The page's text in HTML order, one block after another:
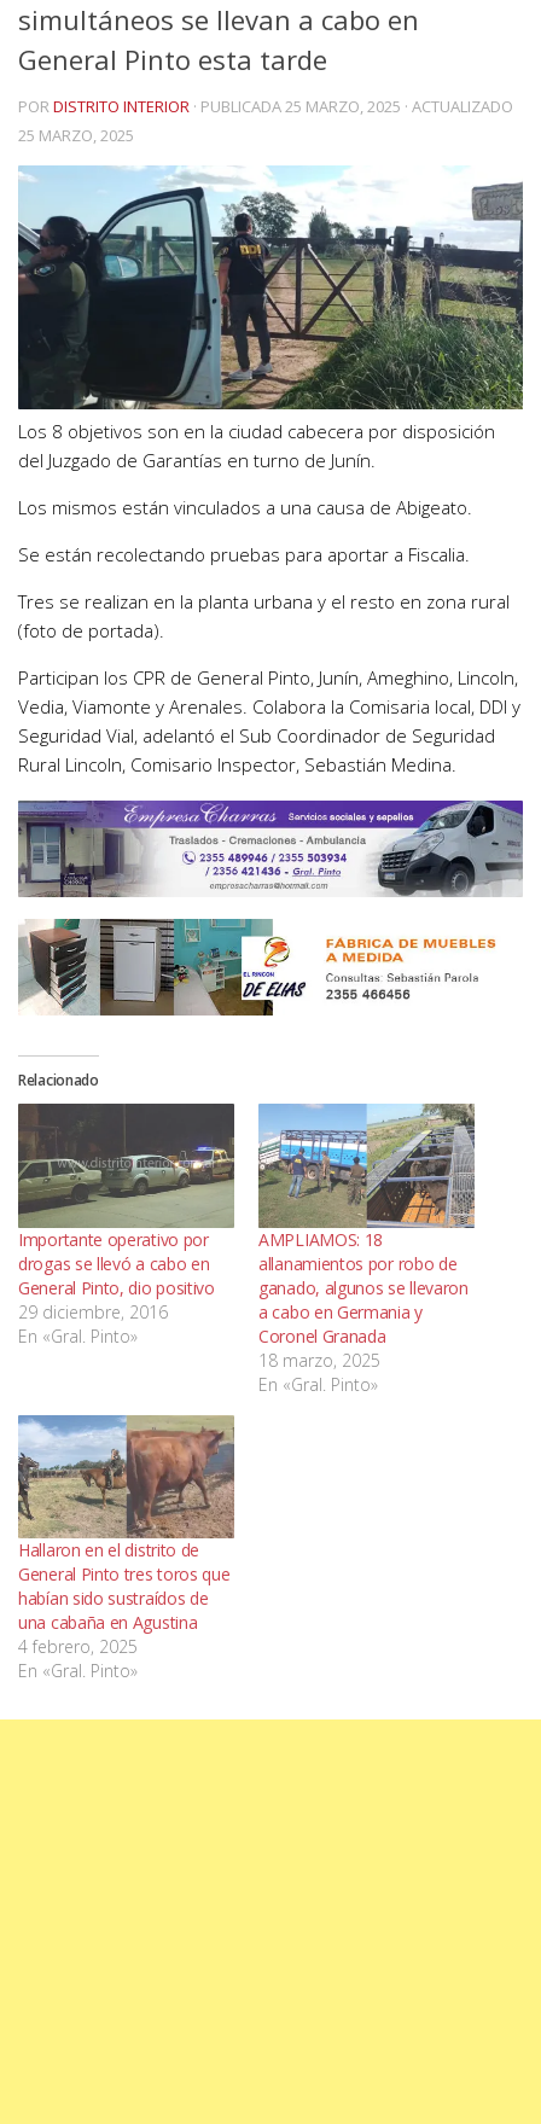
simultáneos se llevan a cabo en
General Pinto esta tarde
PORDISTRITO INTERIOR · PUBLICADA25 MARZO, 2025 · ACTUALIZADO
25 MARZO, 2025
Los 8 objetivos son en la ciudad cabecera por disposición
del Juzgado de Garantías en turno de Junín.
Los mismos están vinculados a una causa de Abigeato.
Se están recolectando pruebas para aportar a Fiscalia.
Tres se realizan en la planta urbana y el resto en zona rural
(foto de portada).
Participan los CPR de General Pinto, Junín, Ameghino, Lincoln,
Vedia, Viamonte y Arenales. Colabora la Comisaria local, DDI y
Seguridad Vial, adelantó el Sub Coordinador de Seguridad
Rural Lincoln, Comisario Inspector, Sebastián Medina.
Relacionado
Importante operativo por
drogas se llevó a cabo en
General Pinto, dio positivo
29 diciembre, 2016
En «Gral. Pinto»
AMPLIAMOS: 18
allanamientos por robo de
ganado, algunos se llevaron
a cabo en Germania y
Coronel Granada
18 marzo, 2025
En «Gral. Pinto»
Hallaron en el distrito de
General Pinto tres toros que
habían sido sustraídos de
una cabaña en Agustina
4 febrero, 2025
En «Gral. Pinto»